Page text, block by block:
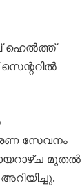
ഹെൽത്ത്
സേവനം
മുതൽ